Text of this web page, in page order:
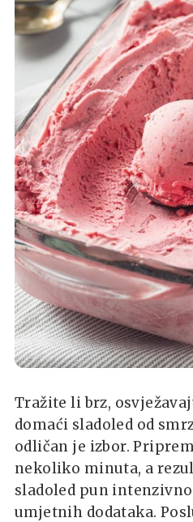
Tražite li brz,
domaći sladoled od
odličan je izbor.
nekoliko minuta, a
sladoled pun
umjetnih dodataka.